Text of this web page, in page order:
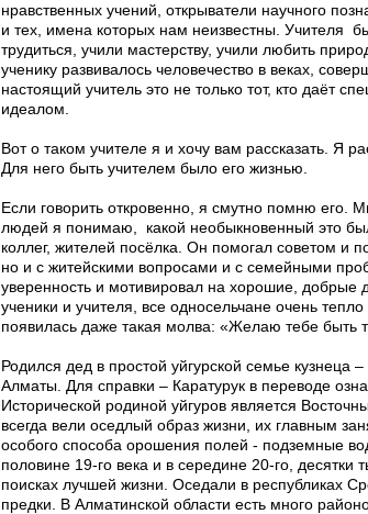
нравственных учений, открыватели научного
и тех, имена которых нам неизвестны. Учителя
трудиться, учили мастерству, учили любить
ученику развивалось человечество в веках,
настоящий учитель это не только тот, кто даёт
идеалом.
Вот о таком учителе я и хочу вам рассказать. Я
Для него быть учителем было его жизнью.
Если говорить откровенно, я смутно помню его.
людей я понимаю, какой необыкновенный это
коллег, жителей посёлка. Он помогал советом и
но и с житейскими вопросами и с семейными
уверенность и мотивировал на хорошие, добрые
ученики и учителя, все односельчане очень
появилась даже такая молва: «Желаю тебе быть
Родился дед в простой уйгурской семье кузнеца
Алматы. Для справки – Каратурук в переводе
Исторической родиной уйгуров является
всегда вели оседлый образ жизни, их главным
особого способа орошения полей - подземные
половине 19-го века и в середине 20-го,
поисках лучшей жизни. Оседали в республиках
предки. В Алматинской области есть много